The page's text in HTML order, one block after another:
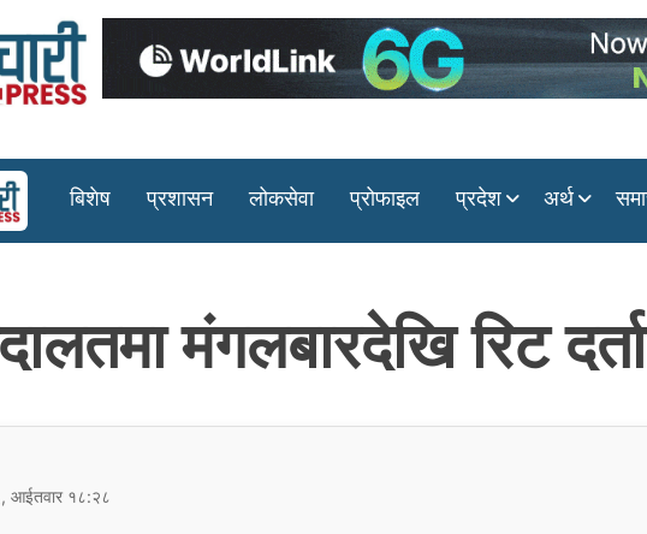
बिशेष प्रशासन लोकसेवा प्रोफाइल प्रदेश अर्थ
मंगलबारदेखि रिट
आईतवार १८:२८